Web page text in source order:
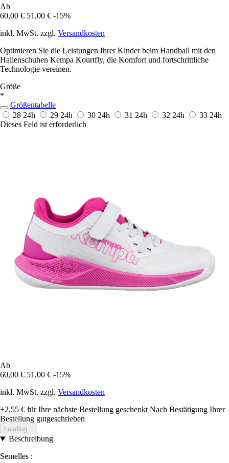
Ab
60,00 € 51,00 € -15%
inkl. MwSt. zzgl. Versandkosten
Optimieren Sie die Leistungen Ihrer Kinder beim Handball mit den
Hallenschuhen Kempa Kourtfly, die Komfort und fortschrittliche
Technologie vereinen.
Größe
*
Größentabelle
28 24h 29 24h 30 24h 31 24h 32 24h 33 24h
Dieses Feld ist erforderlich
Ab
60,00 € 51,00 € -15%
inkl. MwSt. zzgl. Versandkosten
+2,55 € für Ihre nächste Bestellung geschenkt Nach Bestätigung Ihrer
Bestellung gutgeschrieben
Loading...
Beschreibung
Semelles :